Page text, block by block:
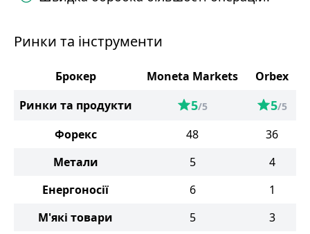
Ринки та інструменти
Брокер Moneta Markets
Orbex
Ринки та продукти
5/5 5/5
Форекс 48
36
Метали
5
4
Енергоносії
6
1
М'які товари
5
3